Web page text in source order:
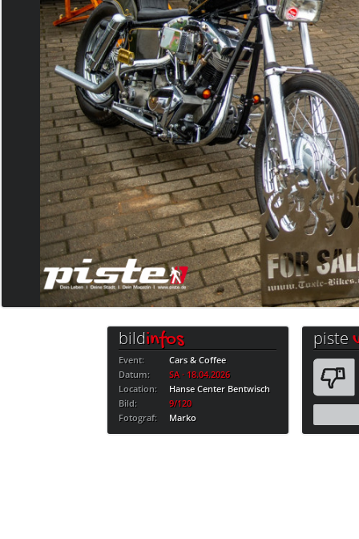
bildinfos
Event:
Cars & Coffee
Datum:
SA · 18.04.2026
Location:
Hanse Center Bentwisch
Bild:
9/120
Fotograf:
Marko
piste